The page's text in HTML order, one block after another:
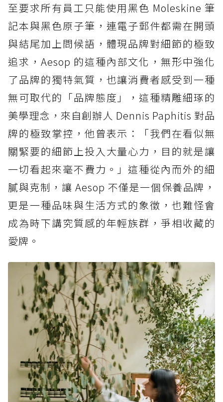
至要求所有員工只能使用黑色 Moleskine 筆
記本與黑色原子筆，連電子郵件都需在開頭
與結尾加上問候語，體現品牌對細節的極致
追求，Aesop 的這種內部文化，無形中強化
了品牌的獨特氣質，也讓消費者感受到一種
無可取代的「品牌態度」，這種精雕細琢的
美學理念，來自創辦人 Dennis Paphitis 對品
牌的極致掌控，他曾表示：「我們在看似無
關緊要的細節上投入大量心力，目的就是讓
一切看起來毫不費力。」這種從內而外的細
膩與克制，讓 Aesop 不僅是一個保養品牌，
更是一種品味與生活方式的象徵，也難怪會
成為時下講究質感的年輕族群，爭相收藏的
愛牌。